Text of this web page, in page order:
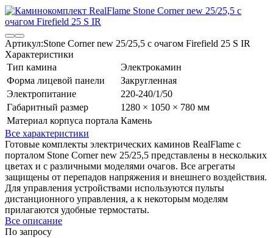
Артикул:Stone Corner new 25/25,5 с очагом Firefield 25 S IR
Характеристики
Тип камина
Электрокамин
Форма лицевой панели
Закругленная
Электропитание
220-240/1/50
Габаритный размер
1280 × 1050 × 780 мм
Материал корпуса портала Камень
Все характеристики
Готовые комплекты электрических каминов RealFlame с
порталом Stone Corner new 25/25,5 представлены в нескольких
цветах и с различными моделями очагов. Все агрегаты
защищены от перепадов напряжения и внешнего воздействия.
Для управления устройствами используются пульты
дистанционного управления, а к некоторым моделям
прилагаются удобные термостаты.
Все описание
По запросу